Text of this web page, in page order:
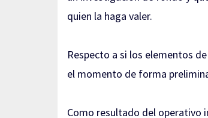
quien la haga valer.
Respecto a si los elementos
el momento de forma
Como resultado del operativo